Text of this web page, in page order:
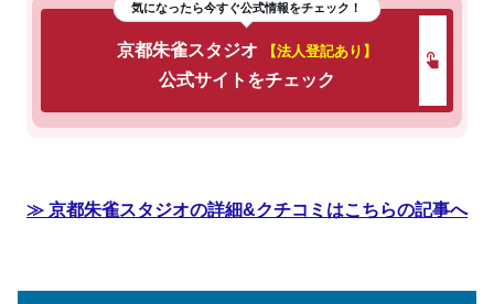
気になったら今すぐ公式情報をチェック！
京都朱雀スタジオ 【法人登記あり】
公式サイトをチェック
≫ 京都朱雀スタジオの詳細&クチコミはこちらの記事へ